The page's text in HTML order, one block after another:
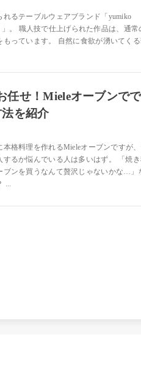
るテーブルウェアブランド「yumiko
。 職人技で仕上げられた作品は、通常
もっています。 自然に食欲が湧いてく
任せ！Mieleオーブンでで
を紹介
本格料理を作れるMieleオーブンですが
するか悩んでいる人は多いはず。 「焼
ブンを買うなんて贅沢じゃないかな…」
...